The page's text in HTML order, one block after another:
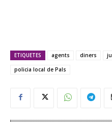
ETIQUETES agents diners
policia local de Pals